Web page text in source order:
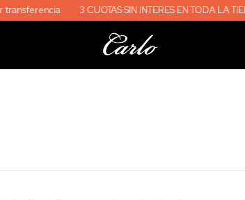
3 CUOTAS SIN INTERES EN TODA LA TIENDA